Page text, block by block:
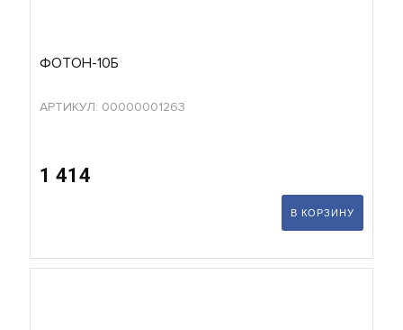
ФОТОН-10Б
АРТИКУЛ: 00000001263
1 414
В КОРЗИНУ